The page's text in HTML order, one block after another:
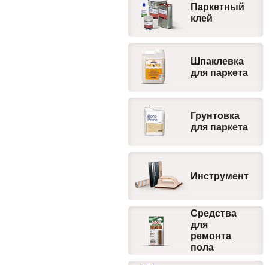
Паркетный
клей
Шпаклевка
для паркета
Грунтовка
для паркета
Инструмент
Средства
для
ремонта
пола